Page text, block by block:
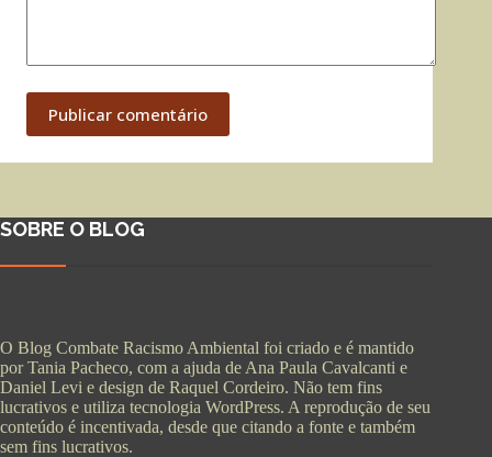
Publicar comentário
SOBRE O BLOG
O Blog Combate Racismo Ambiental foi criado e é mantido
por Tania Pacheco, com a ajuda de Ana Paula Cavalcanti e
Daniel Levi e design de Raquel Cordeiro. Não tem fins
lucrativos e utiliza tecnologia WordPress. A reprodução de seu
conteúdo é incentivada, desde que citando a fonte e também
sem fins lucrativos.